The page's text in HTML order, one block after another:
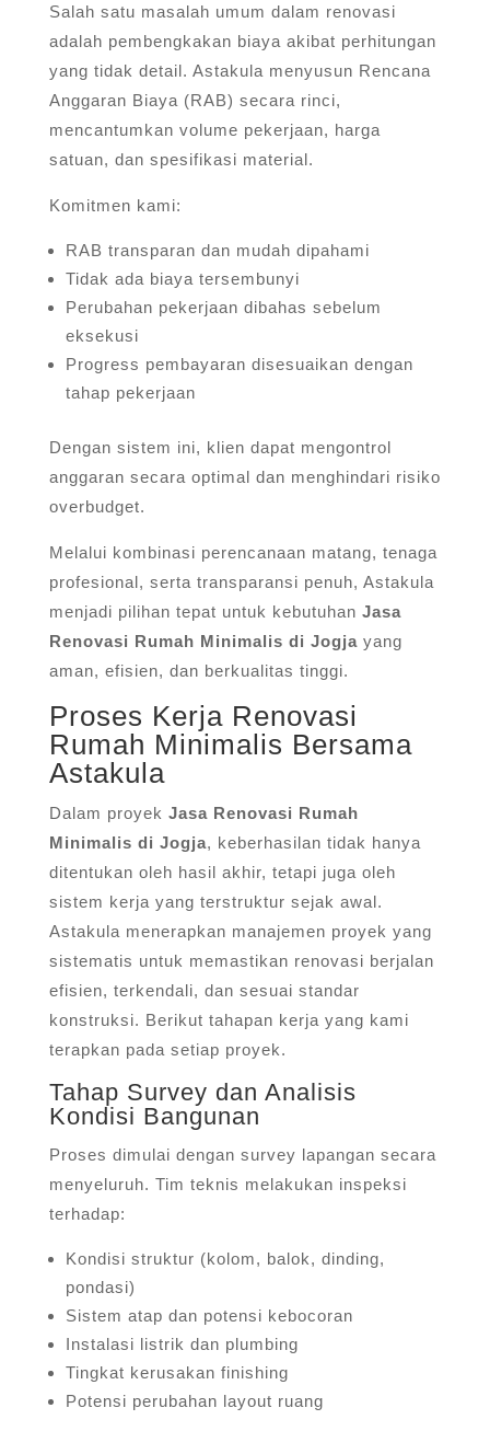
Salah satu masalah umum dalam renovasi
adalah pembengkakan biaya akibat perhitungan
yang tidak detail. Astakula menyusun Rencana
Anggaran Biaya (RAB) secara rinci,
mencantumkan volume pekerjaan, harga
satuan, dan spesifikasi material.
Komitmen kami:
RAB transparan dan mudah dipahami
Tidak ada biaya tersembunyi
Perubahan pekerjaan dibahas sebelum
eksekusi
Progress pembayaran disesuaikan dengan
tahap pekerjaan
Dengan sistem ini, klien dapat mengontrol
anggaran secara optimal dan menghindari risiko
overbudget.
Melalui kombinasi perencanaan matang, tenaga
profesional, serta transparansi penuh, Astakula
menjadi pilihan tepat untuk kebutuhan Jasa
Renovasi Rumah Minimalis di Jogja yang
aman, efisien, dan berkualitas tinggi.
Proses Kerja Renovasi
Rumah Minimalis Bersama
Astakula
Dalam proyek Jasa Renovasi Rumah
Minimalis di Jogja, keberhasilan tidak hanya
ditentukan oleh hasil akhir, tetapi juga oleh
sistem kerja yang terstruktur sejak awal.
Astakula menerapkan manajemen proyek yang
sistematis untuk memastikan renovasi berjalan
efisien, terkendali, dan sesuai standar
konstruksi. Berikut tahapan kerja yang kami
terapkan pada setiap proyek.
Tahap Survey dan Analisis
Kondisi Bangunan
Proses dimulai dengan survey lapangan secara
menyeluruh. Tim teknis melakukan inspeksi
terhadap:
Kondisi struktur (kolom, balok, dinding,
pondasi)
Sistem atap dan potensi kebocoran
Instalasi listrik dan plumbing
Tingkat kerusakan finishing
Potensi perubahan layout ruang